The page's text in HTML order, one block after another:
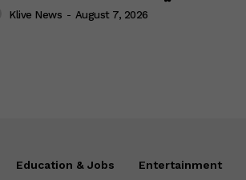
Klive News - August 7, 2026
Education & Jobs Entertainment